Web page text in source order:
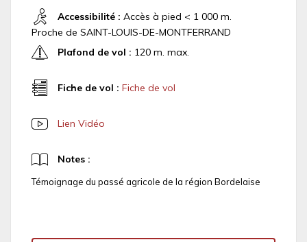
Accessibilité : Accès à pied < 1 000 m.
Proche de SAINT-LOUIS-DE-MONTFERRAND
Plafond de vol : 120 m. max.
Fiche de vol : Fiche de vol
Lien Vidéo
Notes :
Témoignage du passé agricole de la région Bordelaise